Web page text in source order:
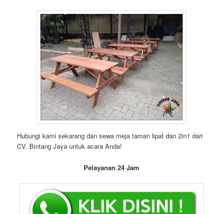
Hubungi kami sekarang dan sewa meja taman lipat dan 2in1 dari
CV. Bintang Jaya untuk acara Anda!
Pelayanan 24 Jam